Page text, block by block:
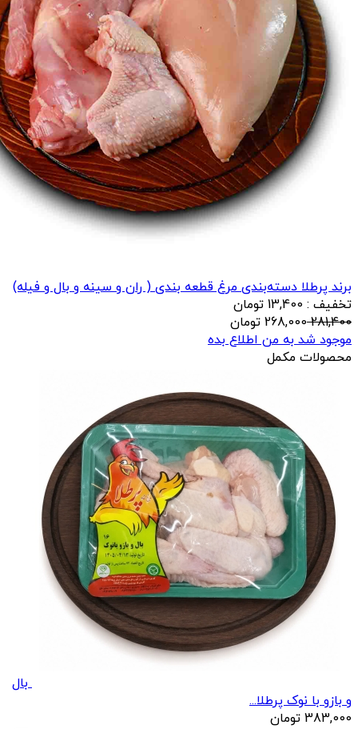
برند پرطلادسته‌بندی مرغ قطعه بندی ( ران و سینه و بال و فیله)
تخفیف : 13,400 تومان
281,400
268,000 تومان
موجود شد به من اطلاع بده
محصولات مکمل
بال
و بازو با نوک پرطلا...
383,000 تومان